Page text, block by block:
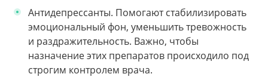
Антидепрессанты. Помогают стабилизировать
эмоциональный фон, уменьшить тревожность
и раздражительность. Важно, чтобы
назначение этих препаратов происходило под
строгим контролем врача.